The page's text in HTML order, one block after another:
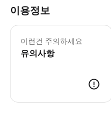
이용정보
이런건 주의하세요
유의사항